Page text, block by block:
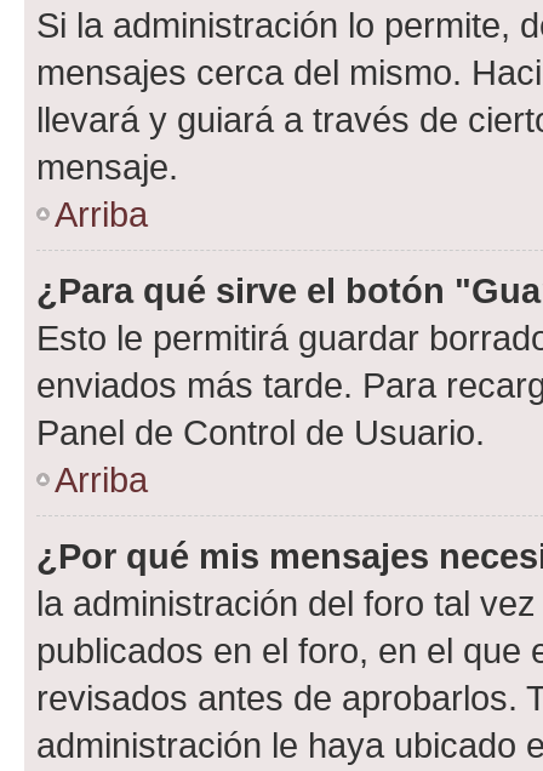
Si la administración lo permite,
mensajes cerca del mismo.
llevará y guiará a través de
mensaje.
Arriba
¿Para qué sirve el botón
Esto le permitirá guardar
enviados más tarde. Para
Panel de Control de Usuario.
Arriba
¿Por qué mis mensajes
la administración del foro tal
publicados en el foro, en el
revisados antes de aprobarlos.
administración le haya ubicado